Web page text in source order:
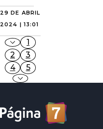
29 DE ABRIL
2024 | 13:01
1
2
3
4
5